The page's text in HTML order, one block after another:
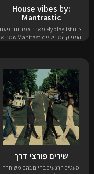
House vibes by:
Mantrastic
צוות Myplaylist מארח אמנים והפעם
המפיק המוזיקלי Mantrastic שמביא
שירים פורצי דרך
מעטים הרגעים בחיים בהם משוחרר